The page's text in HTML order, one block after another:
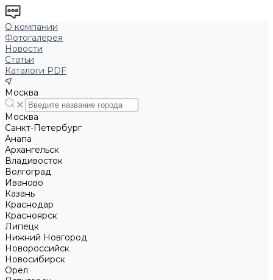
О компании
Фотогалерея
Новости
Статьи
Каталоги PDF
Москва
Москва
Санкт-Петербург
Анапа
Архангельск
Владивосток
Волгоград
Иваново
Казань
Краснодар
Красноярск
Липецк
Нижний Новгород
Новороссийск
Новосибирск
Орёл